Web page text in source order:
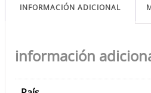
INFORMACIÓN ADICIONAL
información